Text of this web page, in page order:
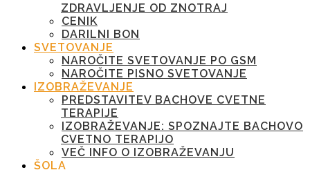
ZDRAVLJENJE OD ZNOTRAJ
CENIK
DARILNI BON
SVETOVANJE
NAROČITE SVETOVANJE PO GSM
NAROČITE PISNO SVETOVANJE
IZOBRAŽEVANJE
PREDSTAVITEV BACHOVE CVETNE
TERAPIJE
IZOBRAŽEVANJE: SPOZNAJTE BACHOVO
CVETNO TERAPIJO
VEČ INFO O IZOBRAŽEVANJU
ŠOLA